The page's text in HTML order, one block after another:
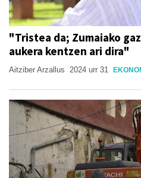
"Tristea da; Zumaiako
aukera kentzen ari dira"
Aitziber Arzallus 2024 urr 31